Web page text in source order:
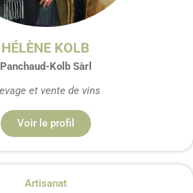
HÉLÈNE KOLB
Panchaud-Kolb Sàrl
et vente de vins
Voir le profil
Artisanat